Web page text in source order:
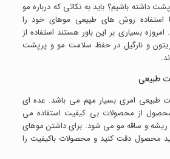
داشته باشیم؟ باید به نکاتی که درباره مو
استفاده روش های طبیعی موهای خود را
بسیاری بر این باور هستند استفاده از
و نارگیل در حفظ سلامت مو و پرپشت
طبیعی
طبیعی امری بسیار مهم می باشد. عده ای
از محصولات بی کیفیت استفاده می
و ساقه مو می شود. برای داشتن موهای
محصول دقت کنید و محصولات باکیفیت را